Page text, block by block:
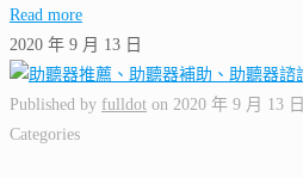
Read more
2020 年 9 月 13 日
Published by fulldot on 2020 年 9 月 13 日
Categories